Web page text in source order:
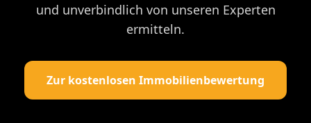
und unverbindlich von unseren Experten
ermitteln.
Zur kostenlosen Immobilienbewertung